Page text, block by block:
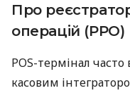
Про
операцій (РРО)
POS-термінал часто
касовим